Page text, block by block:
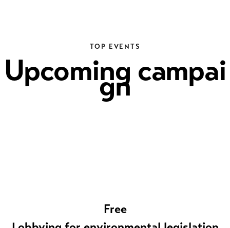
TOP EVENTS
Upcoming campai
gn
Free